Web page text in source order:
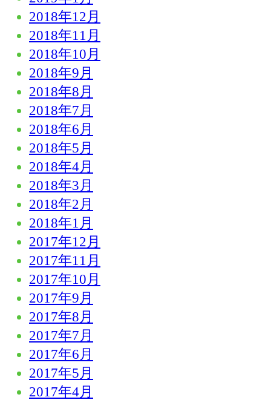
2018年12月
2018年11月
2018年10月
2018年9月
2018年8月
2018年7月
2018年6月
2018年5月
2018年4月
2018年3月
2018年2月
2018年1月
2017年12月
2017年11月
2017年10月
2017年9月
2017年8月
2017年7月
2017年6月
2017年5月
2017年4月